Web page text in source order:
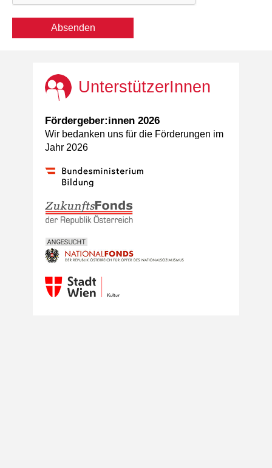
UnterstützerInnen
Fördergeber:innen 2026
Wir bedanken uns für die Förderungen im
Jahr 2026